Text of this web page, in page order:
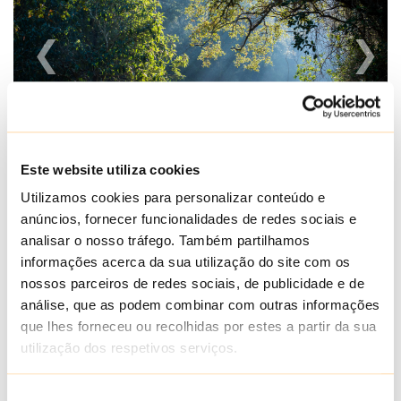
Este website utiliza cookies
Utilizamos cookies para personalizar conteúdo e
anúncios, fornecer funcionalidades de redes sociais e
analisar o nosso tráfego. Também partilhamos
informações acerca da sua utilização do site com os
nossos parceiros de redes sociais, de publicidade e de
análise, que as podem combinar com outras informações
que lhes forneceu ou recolhidas por estes a partir da sua
utilização dos respetivos serviços.
Inverno 2026 - Redução de 10%
A partir de 13 de Fevereiro reabrimos as portas.
Descansados. Com campos verdes. Água a correr
nos riachos. Lareira acesa. Bolos caseiros. Chá
quentinho. Vinho alentejano. Bons petiscos. E com
vagar, como se diz no Alentejo.